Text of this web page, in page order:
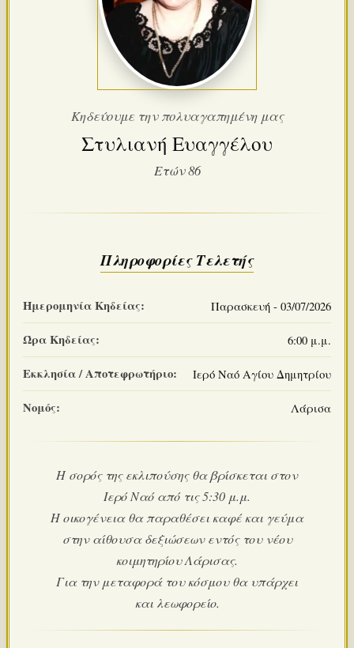
Κηδεύουμε την πολυαγαπημένη μας
Στυλιανή Ευαγγέλου
Ετών 86
Πληροφορίες Τελετής
Ημερομηνία Κηδείας: Παρασκευή - 03/07/2026
Ώρα Κηδείας: 6:00 μ.μ.
Εκκλησία / Αποτεφρωτήριο: Ιερό Ναό Αγίου Δημητρίου
Νομός: Λάρισα
Η σορός της εκλιπούσης θα βρίσκεται στον
Ιερό Ναό από τις 5:30 μ.μ.
Η οικογένεια θα παραθέσει καφέ και γεύμα
στην αίθουσα δεξιώσεων εντός του νέου
κοιμητηρίου Λάρισας.
Για την μεταφορά του κόσμου θα υπάρχει
και λεωφορείο.